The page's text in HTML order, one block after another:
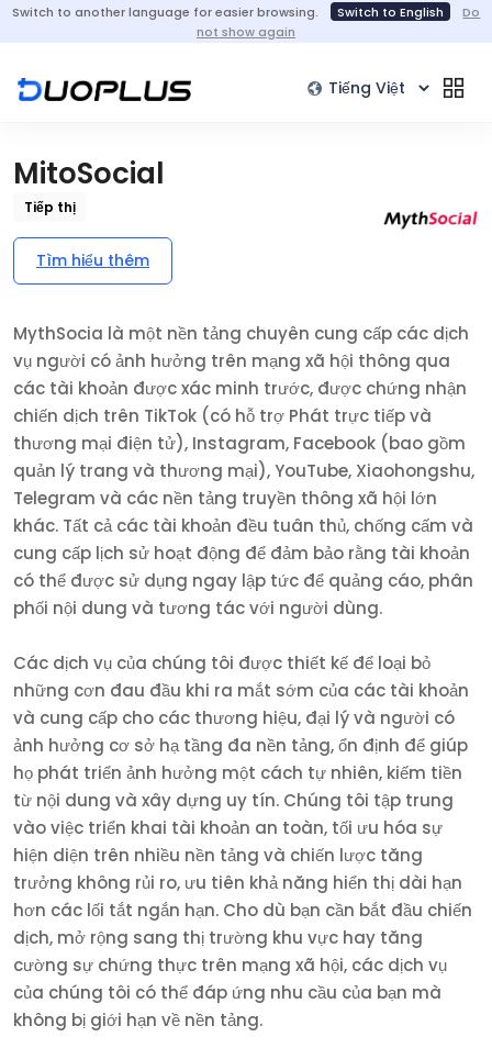
Switch to another language for easier browsing. Switch to English
Do
not show again
MitoSocial
Tiếp thị
Tìm hiểu thêm
MythSocia là một nền tảng chuyên cung cấp các dịch
vụ người có ảnh hưởng trên mạng xã hội thông qua
các tài khoản được xác minh trước, được chứng nhận
chiến dịch trên TikTok (có hỗ trợ Phát trực tiếp và
thương mại điện tử), Instagram, Facebook (bao gồm
quản lý trang và thương mại), YouTube, Xiaohongshu,
Telegram và các nền tảng truyền thông xã hội lớn
khác. Tất cả các tài khoản đều tuân thủ, chống cấm và
cung cấp lịch sử hoạt động để đảm bảo rằng tài khoản
có thể được sử dụng ngay lập tức để quảng cáo, phân
phối nội dung và tương tác với người dùng.
Các dịch vụ của chúng tôi được thiết kế để loại bỏ
những cơn đau đầu khi ra mắt sớm của các tài khoản
và cung cấp cho các thương hiệu, đại lý và người có
ảnh hưởng cơ sở hạ tầng đa nền tảng, ổn định để giúp
họ phát triển ảnh hưởng một cách tự nhiên, kiếm tiền
từ nội dung và xây dựng uy tín. Chúng tôi tập trung
vào việc triển khai tài khoản an toàn, tối ưu hóa sự
hiện diện trên nhiều nền tảng và chiến lược tăng
trưởng không rủi ro, ưu tiên khả năng hiển thị dài hạn
hơn các lối tắt ngắn hạn. Cho dù bạn cần bắt đầu chiến
dịch, mở rộng sang thị trường khu vực hay tăng
cường sự chứng thực trên mạng xã hội, các dịch vụ
của chúng tôi có thể đáp ứng nhu cầu của bạn mà
không bị giới hạn về nền tảng.